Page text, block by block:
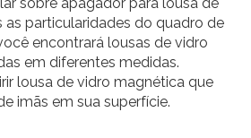
particularidades do quadro de
encontrará lousas de vidro
em diferentes medidas.
lousa de vidro magnética que
imãs em sua superfície.